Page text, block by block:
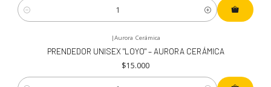
Cantidad
|Aurora Cerámica
PRENDEDOR UNISEX "LOYO" – AURORA CERÁMICA
$15.000